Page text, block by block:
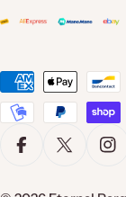
Metodi
di
pagamento
FacebookX (Twitter)